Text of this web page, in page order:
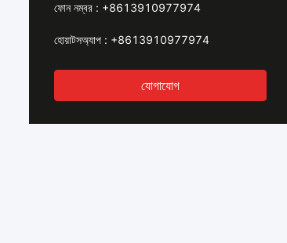
ফোন নম্বর : +8613910977974
হোয়াটসঅ্যাপ : +8613910977974
যোগাযোগ